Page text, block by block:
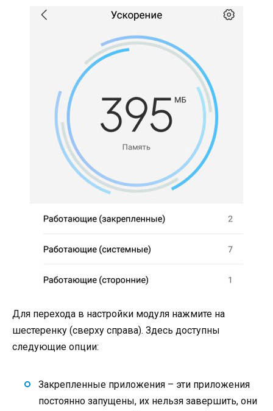
Для перехода в настройки модуля нажмите на
шестеренку (сверху справа). Здесь доступны
следующие опции:
Закрепленные приложения – эти приложения
постоянно запущены, их нельзя завершить, они